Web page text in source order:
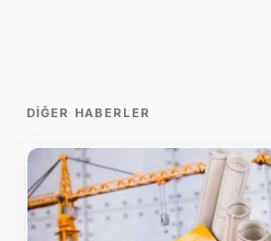
DIĞER HABERLER